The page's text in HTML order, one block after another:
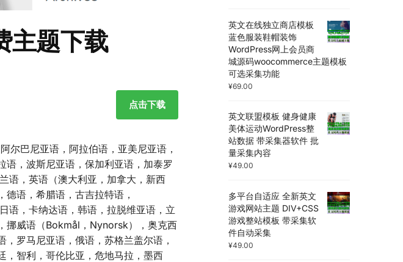
主题下载
点击下载
尔巴尼亚语，阿拉伯语，亚美尼亚语，
语，波斯尼亚语，保加利亚语，加泰罗
语，英语（澳大利亚，加拿大，新西
语，希腊语，古吉拉特语，
语，卡纳达语，韩语，拉脱维亚语，立
挪威语（Bokmål，Nynorsk），奥克西
罗马尼亚语，俄语，苏格兰盖尔语，
，智利，哥伦比亚，危地马拉，墨西
英文在线独立商店模板
蓝色服装鞋帽装饰
WordPress网上会员商
城源码woocommerce主题模板
可选采集功能
¥69.00
英文联盟模板 健身健康
美体运动WordPress整
站数据 带采集器软件 批
量采集内容
¥49.00
多平台自适应 全新英文
游戏网站主题 DIV+CSS
游戏整站模板 带采集软
件自动采集
¥49.00